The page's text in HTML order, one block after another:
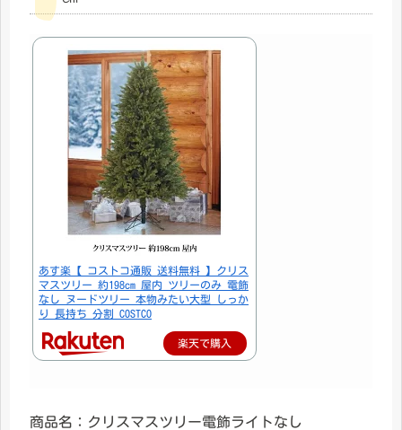
あす楽【 コストコ通販 送料無料 】クリス
マスツリー 約198cm 屋内 ツリーのみ 電飾
なし ヌードツリー 本物みたい大型 しっか
り 長持ち 分割 COSTCO
楽天で購入
商品名：クリスマスツリー電飾ライトなし